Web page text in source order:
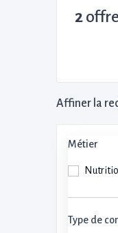
2
Affiner la
Métier
Type de